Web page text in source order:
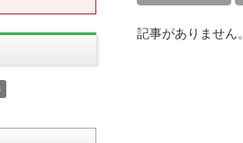
記事がありません。